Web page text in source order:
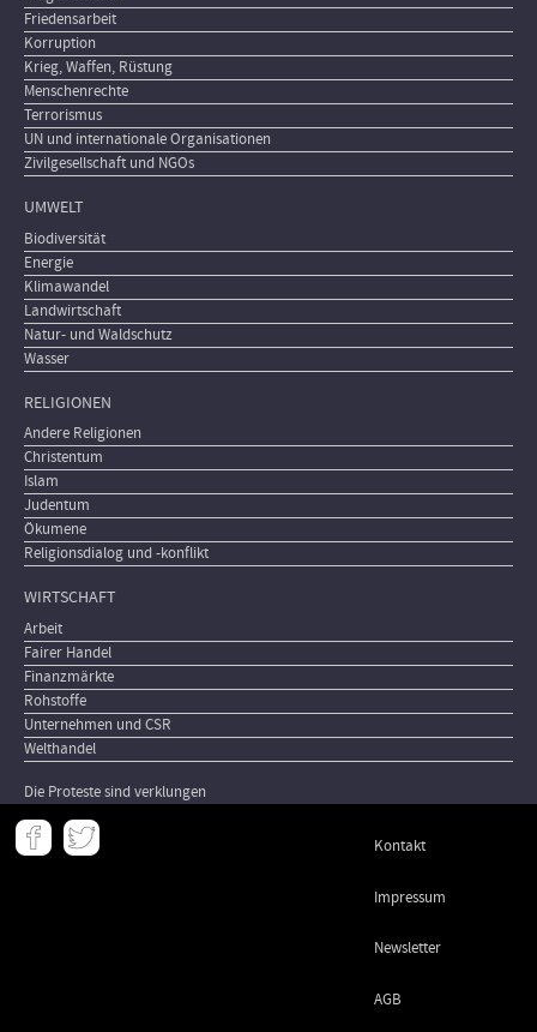
Friedensarbeit
Korruption
Krieg, Waffen, Rüstung
Menschenrechte
Terrorismus
UN und internationale Organisationen
Zivilgesellschaft und NGOs
UMWELT
Biodiversität
Energie
Klimawandel
Landwirtschaft
Natur- und Waldschutz
Wasser
RELIGIONEN
Andere Religionen
Christentum
Islam
Judentum
Ökumene
Religionsdialog und -konflikt
WIRTSCHAFT
Arbeit
Fairer Handel
Finanzmärkte
Rohstoffe
Unternehmen und CSR
Welthandel
Die Proteste sind verklungen
Meta
- Kontakt
Impressum
Newsletter
AGB